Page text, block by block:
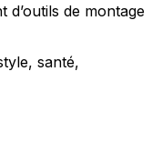
d’outils de montage
santé,